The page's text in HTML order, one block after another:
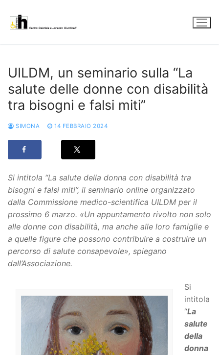
contenuto
UILDM, un seminario sulla “La
salute delle donne con disabilità
tra bisogni e falsi miti”
SIMONA 14 FEBBRAIO 2024
Si intitola “La salute della donna con disabilità tra
bisogni e falsi miti”, il seminario online organizzato
dalla Commissione medico-scientifica UILDM per il
prossimo 6 marzo. «Un appuntamento rivolto non solo
alle donne con disabilità, ma anche alle loro famiglie e
a quelle figure che possono contribuire a costruire un
percorso di salute consapevole», spiegano
dall’Associazione.
Si
intitola
“La
salute
della
donna